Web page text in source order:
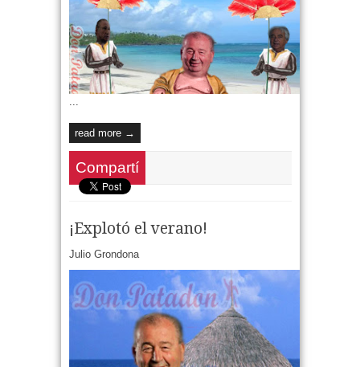
...
read more →
Compartí
¡Explotó el verano!
Julio Grondona